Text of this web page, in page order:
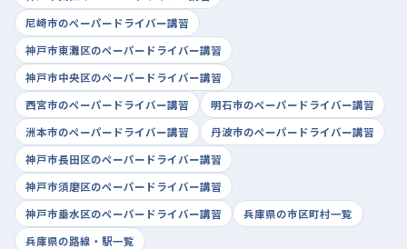
尼崎市のペーパードライバー講習
神戸市東灘区のペーパードライバー講習
神戸市中央区のペーパードライバー講習
西宮市のペーパードライバー講習
明石市のペーパードライバー講習
洲本市のペーパードライバー講習
丹波市のペーパードライバー講習
神戸市長田区のペーパードライバー講習
神戸市須磨区のペーパードライバー講習
神戸市垂水区のペーパードライバー講習
兵庫県の市区町村一覧
兵庫県の路線・駅一覧